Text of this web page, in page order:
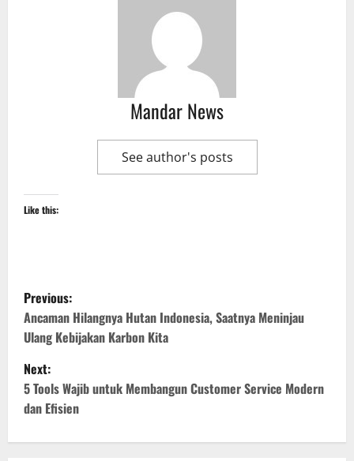
Mandar News
See author's posts
Like this:
P
o
s
t
n
Previous:
Ancaman Hilangnya Hutan Indonesia, Saatnya Meninjau
Ulang Kebijakan Karbon Kita
Next:
5 Tools Wajib untuk Membangun Customer Service Modern
dan Efisien